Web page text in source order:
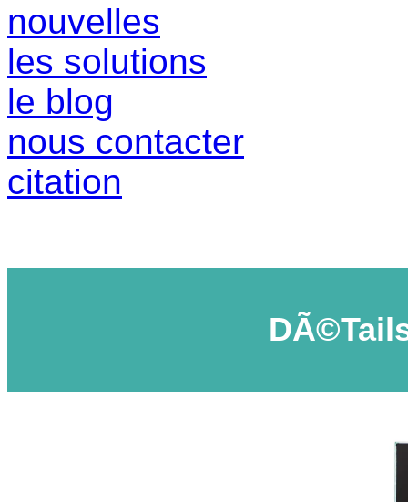
nouvelles
les solutions
le blog
nous contacter
citation